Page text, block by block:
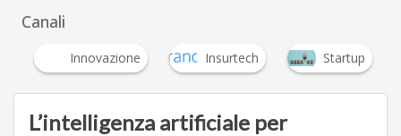
Canali
Innovazione Insurtech Startup
L’intelligenza artificiale per